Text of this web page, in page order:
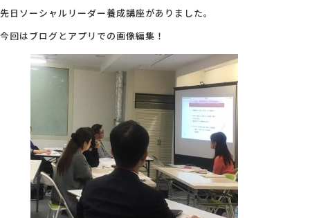
スタッフ紹介
最新ブログ
アクセス
採用情報
先日ソーシャルリーダー養成講座がありました。
今回はブログとアプリでの画像編集！